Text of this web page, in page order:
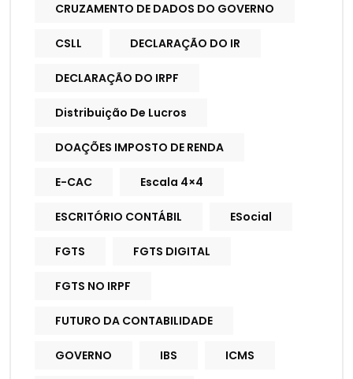
CRUZAMENTO DE DADOS DO GOVERNO
CSLL DECLARAÇÃO DO IR
DECLARAÇÃO DO IRPF
Distribuição De Lucros
DOAÇÕES IMPOSTO DE RENDA
E-CAC Escala 4×4
ESCRITÓRIO CONTÁBIL ESocial
FGTS FGTS DIGITAL
FGTS NO IRPF
FUTURO DA CONTABILIDADE
GOVERNO IBS ICMS